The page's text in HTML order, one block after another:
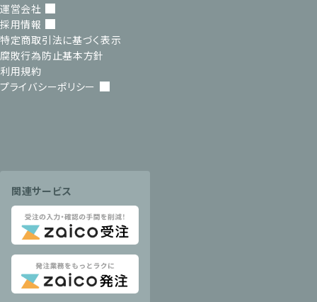
運営会社
採用情報
特定商取引法に基づく表示
腐敗行為防止基本方針
利用規約
プライバシーポリシー
関連サービス